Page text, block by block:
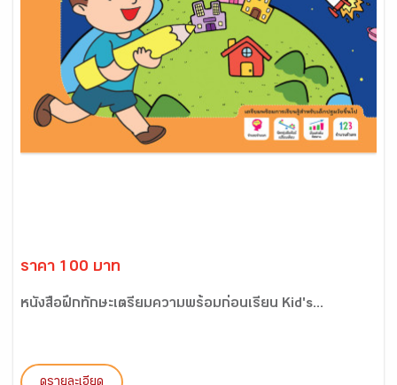
ราคา 100 บาท
หนังสือฝึกทักษะเตรียมความพร้อมก่อนเรียน Kid's...